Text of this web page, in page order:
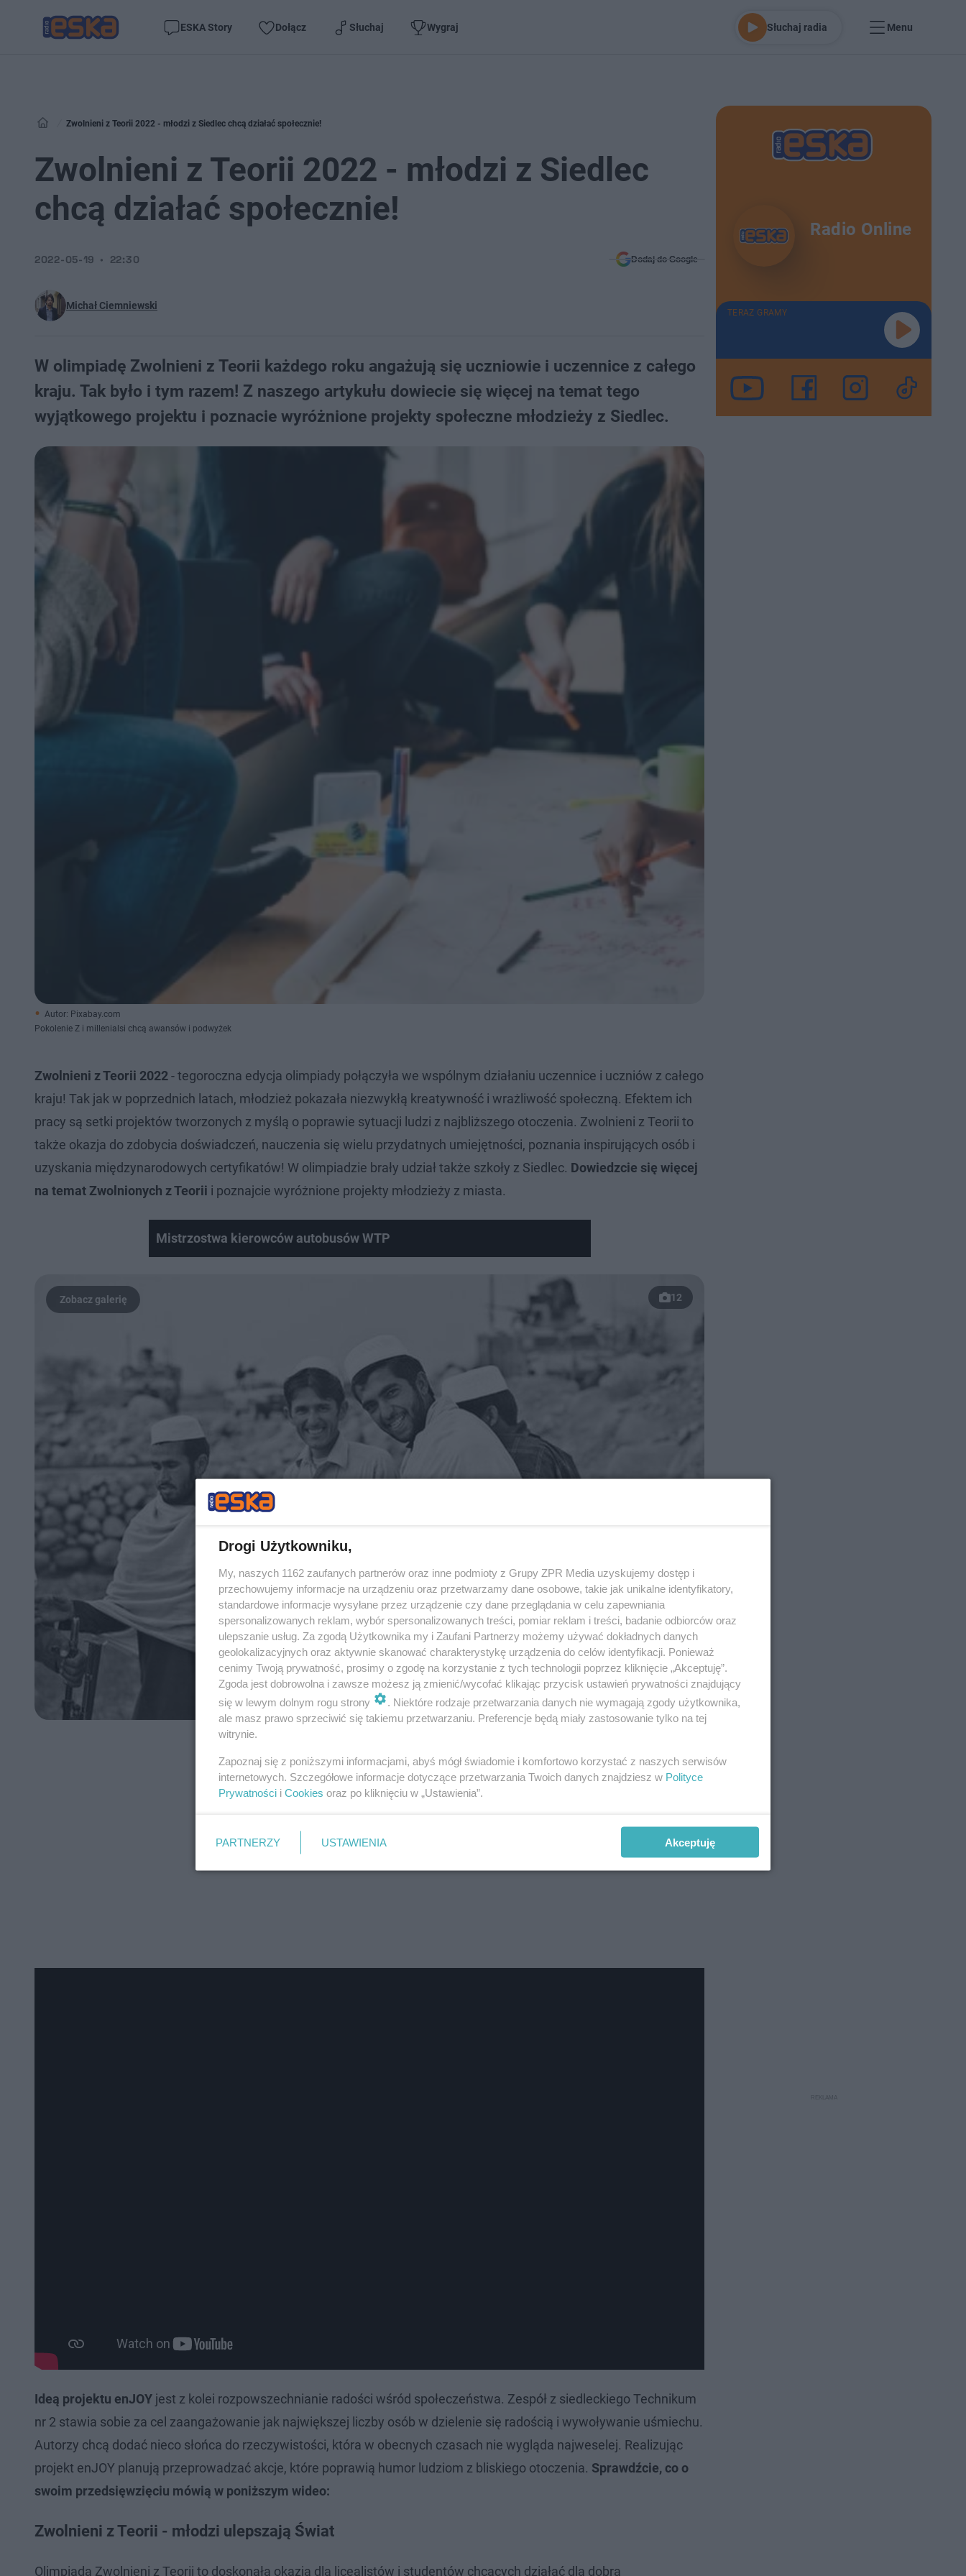
ESKA Story Dołącz Słuchaj Wygraj Słuchaj radia Menu
Zwolnieni z Teorii 2022 - młodzi z Siedlec chcą działać społecznie!
Zwolnieni z Teorii 2022 - młodzi z Siedlec
chcą działać społecznie!
Michał Ciemniewski
2022-05-19 22:30 Dodaj do Google
W olimpiadę Zwolnieni z Teorii każdego roku angażują się uczniowie i uczennice z całego
kraju. Tak było i tym razem! Z naszego artykułu dowiecie się więcej na temat tego
wyjątkowego projektu i poznacie wyróżnione projekty społeczne młodzieży z Siedlec.
Autor: Pixabay.com
Pokolenie Z i millenialsi chcą awansów i podwyżek
Zwolnieni z Teorii 2022- tegoroczna edycja olimpiady połączyła we wspólnym działaniu uczennice i uczniów z całego
kraju! Tak jak w poprzednich latach, młodzież pokazała niezwykłą kreatywność i wrażliwość społeczną. Efektem ich
pracy są setki projektów tworzonych z myślą o poprawie sytuacji ludzi z najbliższego otoczenia. Zwolnieni z Teorii to
także okazja do zdobycia doświadczeń, nauczenia się wielu przydatnych umiejętności, poznania inspirujących osób i
uzyskania międzynarodowych certyfikatów! W olimpiadzie brały udział także szkoły z Siedlec. Dowiedzcie się więcej
na temat Zwolnionych z Teorii i poznajcie wyróżnione projekty młodzieży z miasta.
Mistrzostwa kierowców autobusów WTP
12
Ideą projektu enJOY jest z kolei rozpowszechnianie radości wśród społeczeństwa. Zespół z siedleckiego Technikum
nr 2 stawia sobie za cel zaangażowanie jak największej liczby osób w dzielenie się radością i wywoływanie uśmiechu.
Autorzy chcą dodać nieco słońca do rzeczywistości, która w obecnych czasach nie wygląda najweselej. Realizując
projekt enJOY planują przeprowadzać akcje, które poprawią humor ludziom z bliskiego otoczenia. Sprawdźcie, co o
swoim przedsięwzięciu mówią w poniższym wideo:
Zwolnieni z Teorii - młodzi ulepszają Świat
Olimpiada Zwolnieni z Teorii to doskonała okazja dla licealistów i studentów chcących działać dla dobra
Radio Online
TERAZ GRAMY
Drogi Użytkowniku,
My, naszych 1162 zaufanych partnerów oraz inne podmioty z Grupy ZPR Media uzyskujemy dostęp i
przechowujemy informacje na urządzeniu oraz przetwarzamy dane osobowe, takie jak unikalne identyfikatory,
standardowe informacje wysyłane przez urządzenie czy dane przeglądania w celu zapewniania
spersonalizowanych reklam, wybór spersonalizowanych treści, pomiar reklam i treści, badanie odbiorców oraz
ulepszanie usług. Za zgodą Użytkownika my i Zaufani Partnerzy możemy używać dokładnych danych
geolokalizacyjnych oraz aktywnie skanować charakterystykę urządzenia do celów identyfikacji. Ponieważ
cenimy Twoją prywatność, prosimy o zgodę na korzystanie z tych technologii poprzez kliknięcie „Akceptuję”.
Zgoda jest dobrowolna i zawsze możesz ją zmienić/wycofać klikając przycisk ustawień prywatności znajdujący
się w lewym dolnym rogu strony
. Niektóre rodzaje przetwarzania danych nie wymagają zgody użytkownika,
ale masz prawo sprzeciwić się takiemu przetwarzaniu. Preferencje będą miały zastosowanie tylko na tej
witrynie.
Zapoznaj się z poniższymi informacjami, abyś mógł świadomie i komfortowo korzystać z naszych serwisów
internetowych. Szczegółowe informacje dotyczące przetwarzania Twoich danych znajdziesz w Polityce
Prywatności i Cookies oraz po kliknięciu w „Ustawienia”.
PARTNERZY USTAWIENIA Akceptuję